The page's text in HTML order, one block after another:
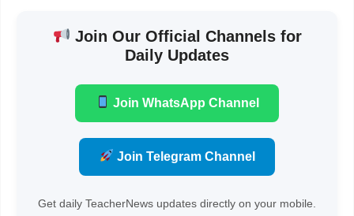
Join Our Official Channels for
Daily Updates
Join WhatsApp Channel
Join Telegram Channel
Get daily TeacherNews updates directly on your mobile.